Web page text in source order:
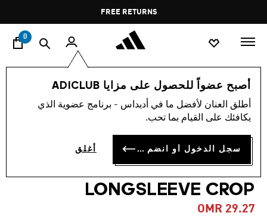
Pause
promotion
rotation
FREE RETURNS
0
أصبح عضواً للحصول على مزايا ADICLUB
أطلق العنان لأفضل ما في أديداس - برنامج عضوية الذي
يكافئك على القيام بما تحب.
سجل الدخول أو انضم الآن أغلق
النساء ملابس
-40%
ADIDAS BY STELLA
MCCARTNEY TRAINING
LONGSLEEVE CROP
OMR 29.27